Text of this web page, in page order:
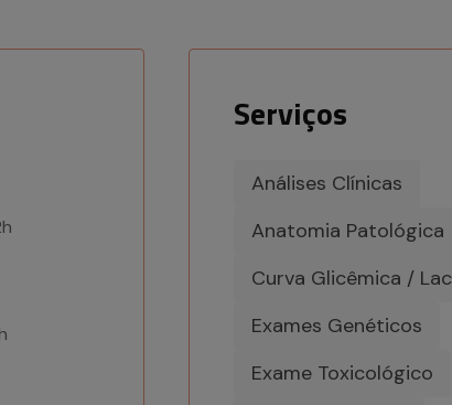
Serviços
Análises Clínicas
Anatomia Patológica
Curva Glicêmica /
Exames Genéticos
Exame Toxicológico